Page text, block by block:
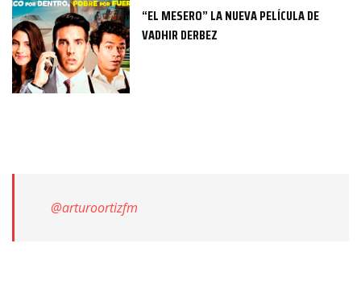
“EL MESERO” LA NUEVA PELÍCULA DE
VADHIR DERBEZ
@arturoortizfm